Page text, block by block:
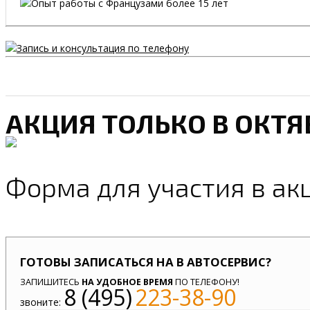
АКЦИЯ ТОЛЬКО В
Форма для участия в
ГОТОВЫ ЗАПИСАТЬСЯ НА В АВТОСЕРВИС?
ЗАПИШИТЕСЬ НА УДОБНОЕ ВРЕМЯ ПО ТЕЛЕФОНУ!
звоните: 8 (495)223-38-90